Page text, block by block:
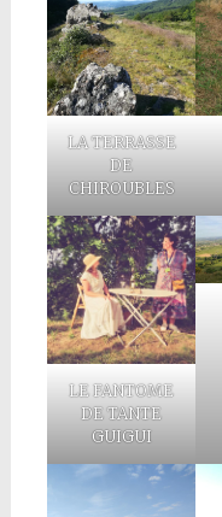
LA TERRASSE
DE
CHIROUBLES
LE FANTOME
DE TANTE
GUIGUI